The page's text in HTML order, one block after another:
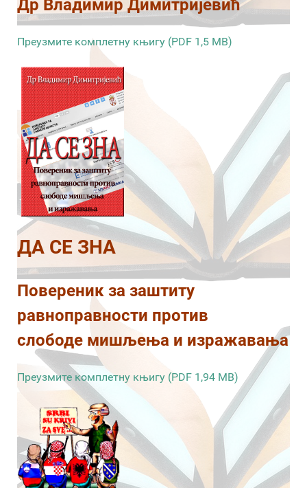
Др Владимир Димитријевић
Преузмите комплетну књигу (PDF 1,5 MB)
ДА СЕ ЗНА
Повереник за заштиту
равноправности против
слободе мишљења и изражавања
Преузмите комплетну књигу (PDF 1,94 MB)